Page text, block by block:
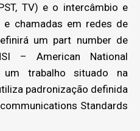
TV) e o intercâmbio e
chamadas em redes de
um part number de
– American National
um trabalho situado na
padronização definida
Standards